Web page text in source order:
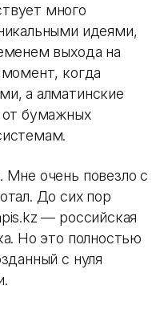
много
идеями,
выхода на
когда
а алматинские
от бумажных
очень повезло с
До сих пор
— российская
Но это полностью
с нуля